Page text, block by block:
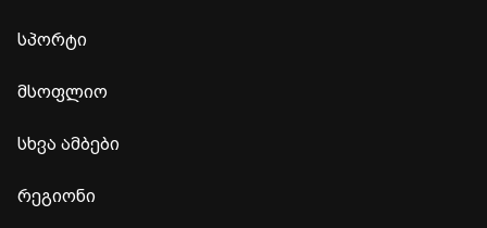
სპორტი
მსოფლიო
სხვა ამბები
რეგიონი